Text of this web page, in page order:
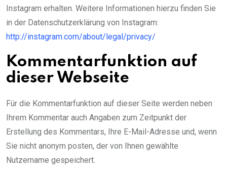
Instagram erhalten. Weitere Informationen hierzu finden Sie
in der Datenschutzerklärung von Instagram:
http://instagram.com/about/legal/privacy/
Kommentarfunktion auf
dieser Webseite
Für die Kommentarfunktion auf dieser Seite werden neben
Ihrem Kommentar auch Angaben zum Zeitpunkt der
Erstellung des Kommentars, Ihre E-Mail-Adresse und, wenn
Sie nicht anonym posten, der von Ihnen gewählte
Nutzername gespeichert.